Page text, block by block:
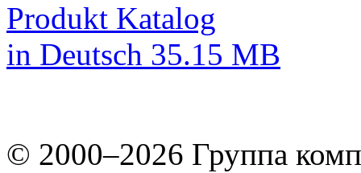
Produkt Katalog
in Deutsch 35.15 MB
© 2000–2026 Группа